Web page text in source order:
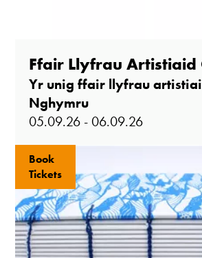
Ffair Llyfrau Artistiaid
Yr unig ffair llyfrau
Nghymru
05.09.26 - 06.09.26
Book
Tickets